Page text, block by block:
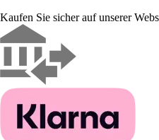
Kaufen Sie sicher auf unserer